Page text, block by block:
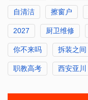
自清洁 擦窗户
2027 厨卫维修
你不来吗 拆装之间
职教高考 西安亚川